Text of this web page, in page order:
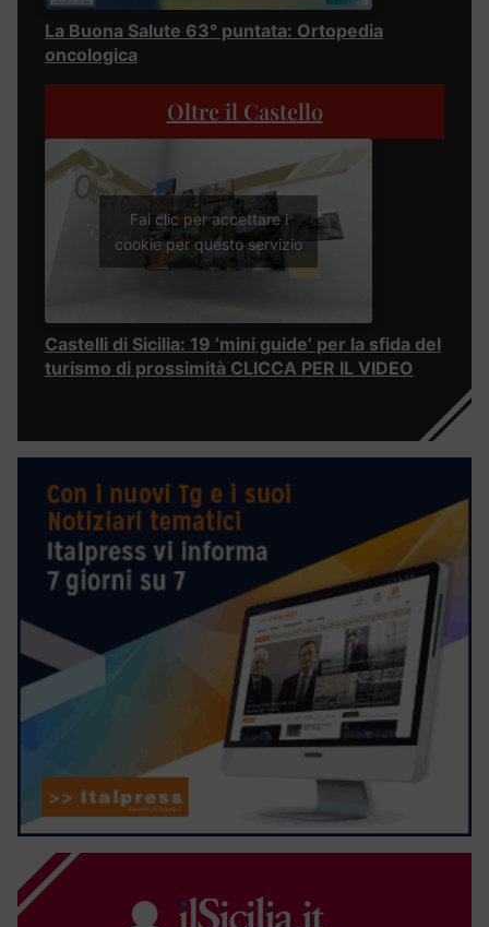
La Buona Salute 63° puntata: Ortopedia
oncologica
Oltre il Castello
Fai clic per accettare i
cookie per questo servizio
Castelli di Sicilia: 19 ‘mini guide’ per la sfida del
turismo di prossimità CLICCA PER IL VIDEO